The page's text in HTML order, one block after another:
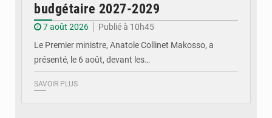
budgétaire 2027-2029
7 août 2026
Publié à 10h45
Le Premier ministre, Anatole Collinet Makosso, a
présenté, le 6 août, devant les…
SAVOIR PLUS